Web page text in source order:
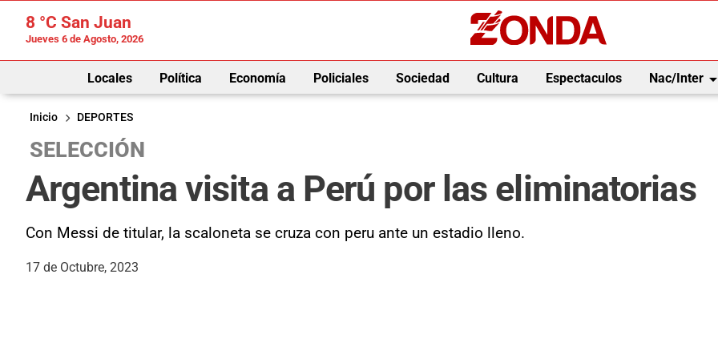
8 °C San Juan
Jueves 6 de Agosto, 2026
Locales Política Economía Policiales Sociedad Cultura Espectaculos Nac/Interarrow_drop_down
Inicio
DEPORTES
SELECCIÓN
Argentina visita a Perú por las eliminatorias
Con Messi de titular, la scaloneta se cruza con peru ante un estadio lleno.
17 de Octubre, 2023